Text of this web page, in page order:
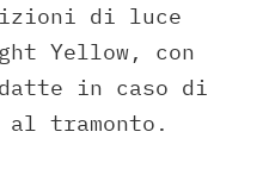
di luce
Yellow, con
in caso di
al tramonto.